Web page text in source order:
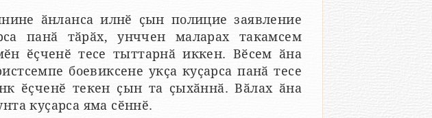
ӑнланса илнӗ ҫын полицие заявление
панӑ тӑрӑх, унччен маларах такамсем
ӗҫченӗ тесе тыттарнӑ иккен. Вӗсем ӑна
боевиксене укҫа куҫарса панӑ тесе
ӗҫченӗ текен ҫын та ҫыхӑннӑ. Вӑлах ӑна
куҫарса яма сӗннӗ.